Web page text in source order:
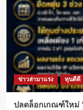
ข่าวล่ามาแรง ทุนดีดี
ปลดล็อกเกณฑ์ใหม่